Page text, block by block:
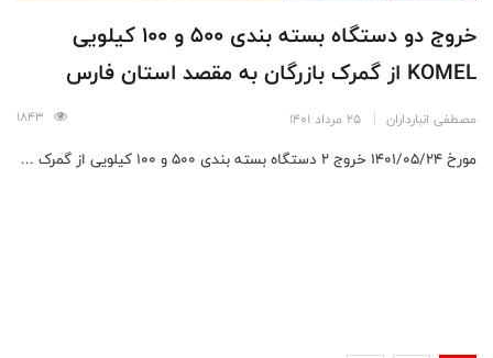
خروج دو دستگاه بسته بندی 500 و 100 کیلویی
KOMEL از گمرک بازرگان به مقصد استان فارس
مصطفی انبارداران 25 مرداد 1401
مورخ 1401/05/24 خروج 2 دستگاه بسته بندی 500 و 100 کیلویی از گمرک ...